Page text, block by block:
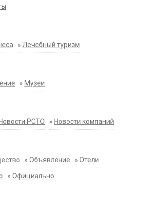
» Лечебный туризм
» Музеи
Новости РСТО » Новости компаний
» Объявление » Отели
» Официально